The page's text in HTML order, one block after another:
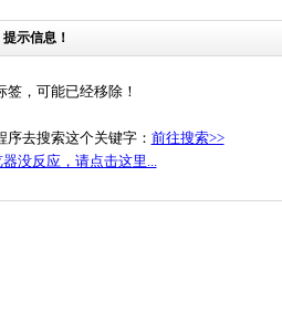
提示信息！
签，可能已经移除！
去搜索这个关键字： 前往搜索>>
没反应，请点击这里...